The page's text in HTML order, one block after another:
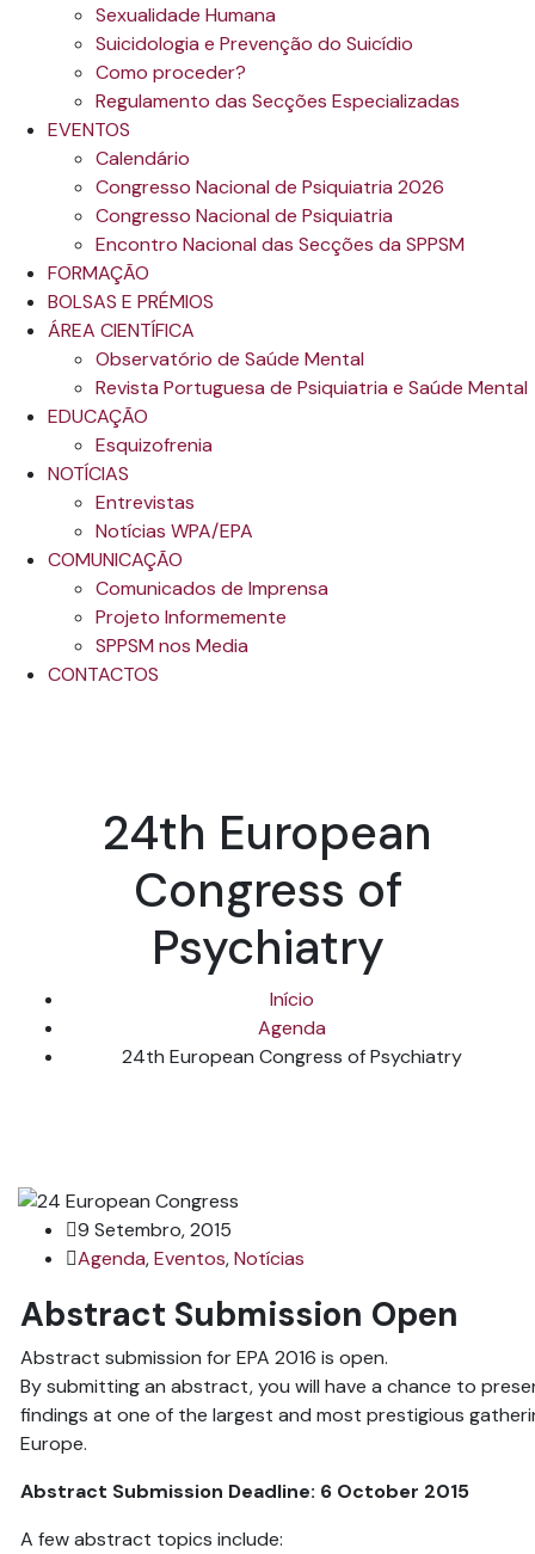
Sexualidade Humana
Suicidologia e Prevenção do Suicídio
Como proceder?
Regulamento das Secções Especializadas
EVENTOS
Calendário
Congresso Nacional de Psiquiatria 2026
Congresso Nacional de Psiquiatria
Encontro Nacional das Secções da SPPSM
FORMAÇÃO
BOLSAS E PRÉMIOS
ÁREA CIENTÍFICA
Observatório de Saúde Mental
Revista Portuguesa de Psiquiatria e Saúde Mental
EDUCAÇÃO
Esquizofrenia
NOTÍCIAS
Entrevistas
Notícias WPA/EPA
COMUNICAÇÃO
Comunicados de Imprensa
Projeto Informemente
SPPSM nos Media
CONTACTOS
24th European
Congress of
Psychiatry
Início
Agenda
24th European Congress of Psychiatry
9 Setembro, 2015
Agenda,Eventos,Notícias
Abstract Submission Open
Abstract submission for EPA 2016 is open.
By submitting an abstract, you will have a chance to
findings at one of the largest and most prestigious
Europe.
Abstract Submission Deadline: 6 October 2015
A few abstract topics include: